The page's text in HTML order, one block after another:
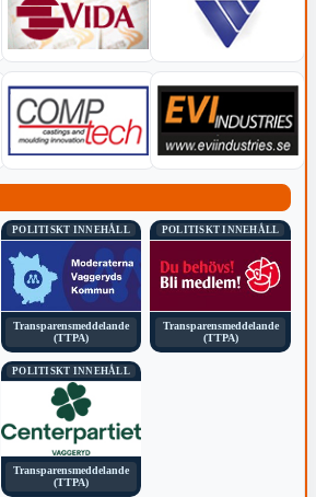
POLITISKT INNEHÅLL
Transparensmeddelande
(TTPA)
POLITISKT INNEHÅLL
Transparensmeddelande
(TTPA)
POLITISKT INNEHÅLL
Transparensmeddelande
(TTPA)